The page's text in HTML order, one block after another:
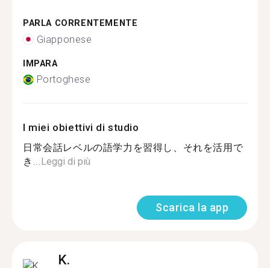
PARLA CORRENTEMENTE
Giapponese
IMPARA
Portoghese
I miei obiettivi di studio
日常会話レベルの語学力を習得し、それを活用で
き...Leggi di più
Scarica la app
K.